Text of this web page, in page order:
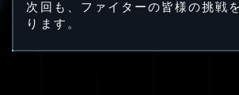
次回も、ファイターの皆様の挑戦
ります。